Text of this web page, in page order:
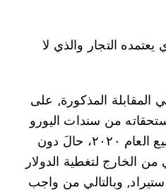
المذكورة⸲ على
من سندات اليورو
بوندز بقرار حكومي في ربيع العام ۲۰۲۰، حالَ دون
الخارج لتغطية الدولار
وبالتالي من واجب